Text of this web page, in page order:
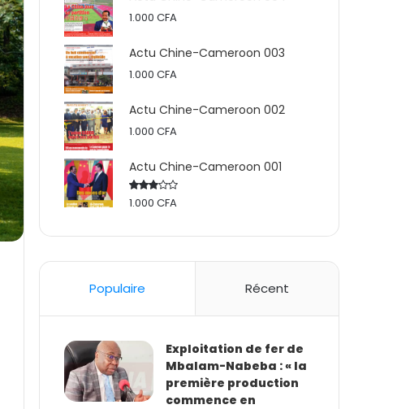
1.000CFA
Actu Chine-Cameroon 003
1.000CFA
Actu Chine-Cameroon 002
1.000CFA
Actu Chine-Cameroon 001
Rated
1.000CFA
Populaire Récent
Exploitation de fer de
Mbalam-Nabeba : « la
première production
commence en